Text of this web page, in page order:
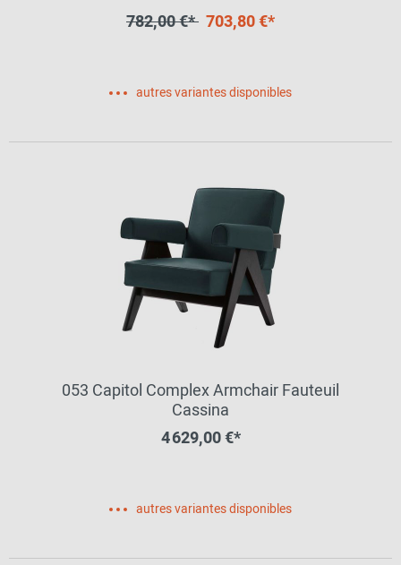
782,00 €* 703,80 €*
autres variantes disponibles
053 Capitol Complex Armchair Fauteuil
Cassina
4 629,00 €*
autres variantes disponibles